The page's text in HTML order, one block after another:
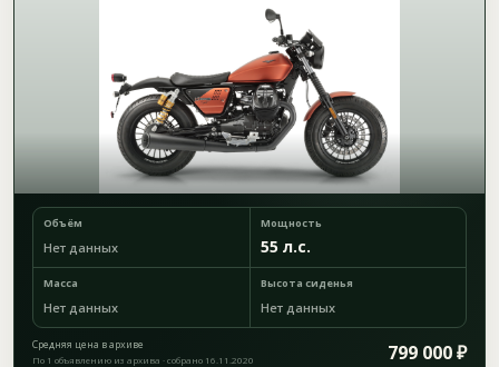
Объём
Нет данных
Мощность
55 л.с.
Масса
Нет данных
Высота сиденья
Нет данных
Средняя цена в архиве 799 000 ₽
По 1 объявлению из архива · собрано 16.11.2020